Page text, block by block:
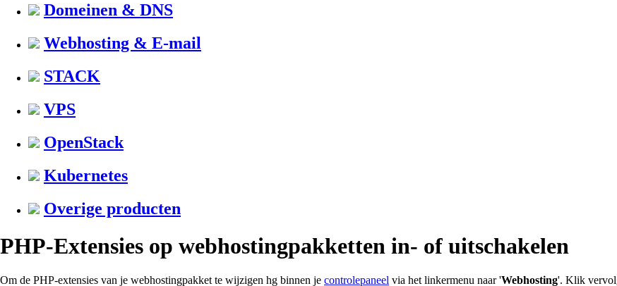
Domeinen & DNS
Webhosting & E-mail
STACK
VPS
OpenStack
Kubernetes
Overige producten
PHP-Extensies op webhostingpakketten in- of uitschakelen
Om de PHP-extensies van je webhostingpakket te wijzigen hg binnen je controlepaneel via het linkermenu naar 'Webhosting'. Klik